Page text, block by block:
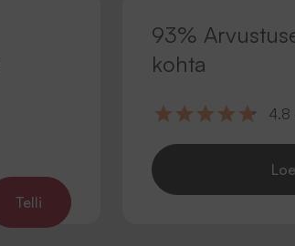
Telli
93%
kohta
4.8